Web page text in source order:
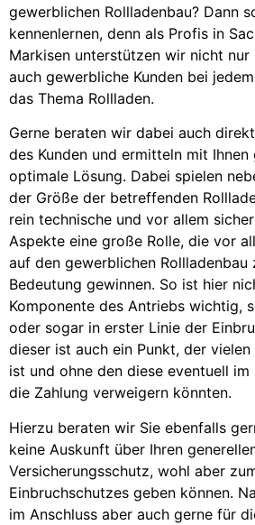
gewerblichen Rollladenbau? Dann
kennenlernen, denn als Profis in
Markisen unterstützen wir nicht
auch gewerbliche Kunden bei
das Thema Rollladen.
Gerne beraten wir dabei auch
des Kunden und ermitteln mit Ihnen
optimale Lösung. Dabei spielen
der Größe der betreffenden
rein technische und vor allem
Aspekte eine große Rolle, die vor
auf den gewerblichen Rollladenbau
Bedeutung gewinnen. So ist hier
Komponente des Antriebs wichtig,
oder sogar in erster Linie der
dieser ist auch ein Punkt, der
ist und ohne den diese eventuell
die Zahlung verweigern könnten.
Hierzu beraten wir Sie ebenfalls
keine Auskunft über Ihren
Versicherungsschutz, wohl aber
Einbruchschutzes geben können.
im Anschluss aber auch gerne für